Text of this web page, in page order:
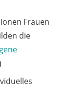
Frauen
die